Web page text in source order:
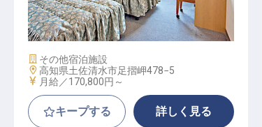
接客スタッフ
施設業態
その他宿泊施設
勤務地
高知県土佐清水市足摺岬478−5
給与
月給／170,800円～
キープする 詳しく見る